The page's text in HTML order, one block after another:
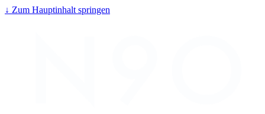
↓ Zum Hauptinhalt springen